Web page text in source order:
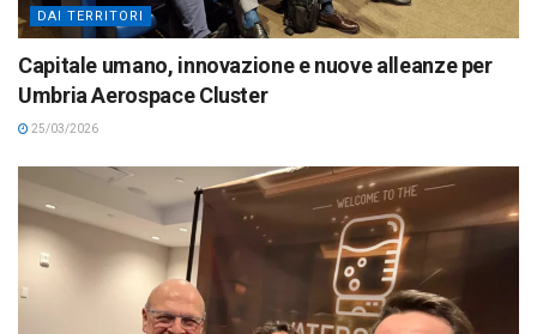
DAI TERRITORI
Capitale umano, innovazione e nuove alleanze per
Umbria Aerospace Cluster
25/03/2026